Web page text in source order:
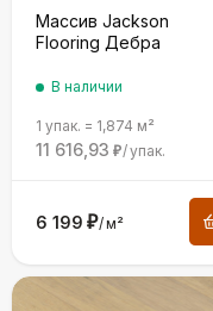
Массив Jackson
Flooring Дебра
В наличии
1 упак. = 1,874 м²
11 616,93 ₽/упак.
6 199 ₽/м²